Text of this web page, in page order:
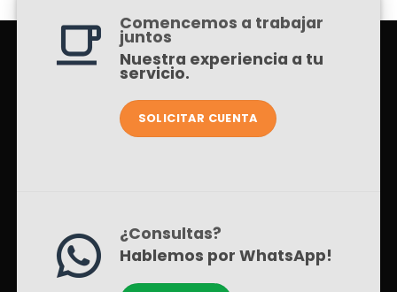
Comencemos a trabajar
juntos
Nuestra experiencia a tu
servicio.
SOLICITAR CUENTA
¿Consultas?
Hablemos por WhatsApp!